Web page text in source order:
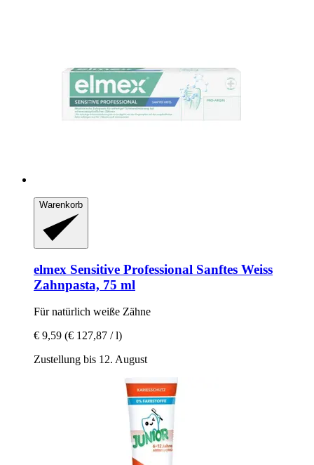
Warenkorb
elmex Sensitive Professional Sanftes Weiss
Zahnpasta, 75 ml
Für natürlich weiße Zähne
€ 9,59 (€ 127,87 / l)
Zustellung bis 12. August